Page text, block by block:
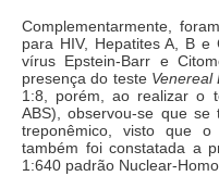
Complementarmente,
para HIV, Hepatites A, B
vírus Epstein-Barr e
presença do teste Venereal
1:8, porém, ao realizar o
ABS), observou-se que
treponêmico, visto que o
também foi constatada a
1:640 padrão Nuclear-